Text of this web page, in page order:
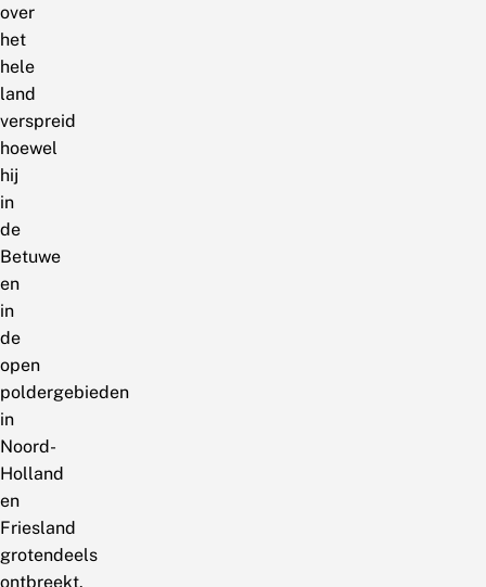
over
het
hele
land
verspreid
hoewel
hij
in
de
Betuwe
en
in
de
open
poldergebieden
in
Noord-
Holland
en
Friesland
grotendeels
ontbreekt.